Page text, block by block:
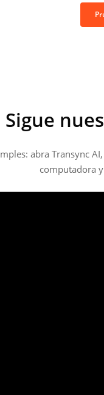
Sigue
abra Transync
computadora